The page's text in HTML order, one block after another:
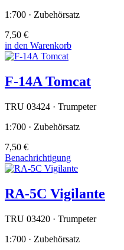
1:700 · Zubehörsatz
7,50 €
in den Warenkorb
F-14A Tomcat
TRU 03424 · Trumpeter
1:700 · Zubehörsatz
7,50 €
Benachrichtigung
RA-5C Vigilante
TRU 03420 · Trumpeter
1:700 · Zubehörsatz